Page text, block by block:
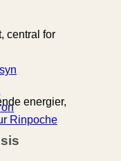
Rinpoche
central for
energier,